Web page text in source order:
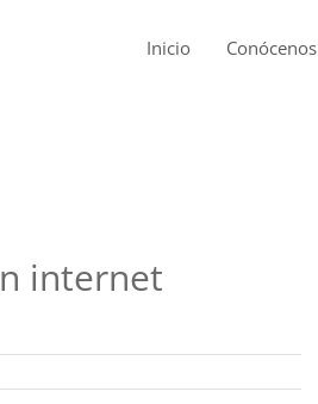
Inicio Conócenos
internet